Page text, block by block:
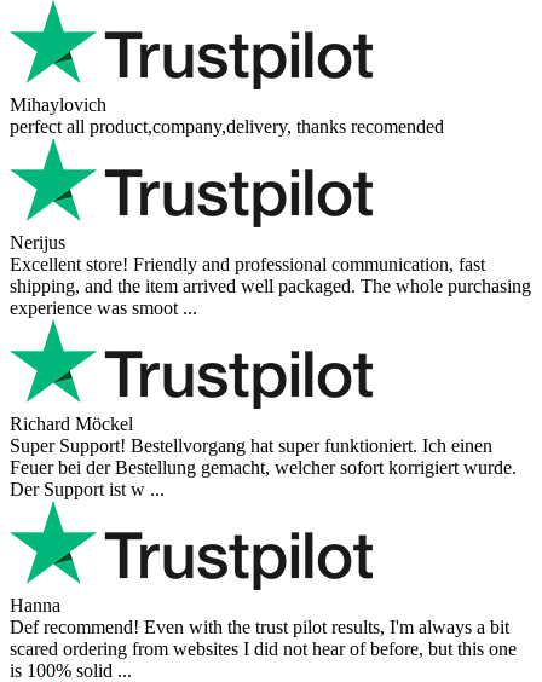
Mihaylovich
perfect all product,company,delivery, thanks recomended
Nerijus
Excellent store! Friendly and professional communication, fast
shipping, and the item arrived well packaged. The whole purchasing
experience was smoot ...
Richard Möckel
Super Support! Bestellvorgang hat super funktioniert. Ich einen
Feuer bei der Bestellung gemacht, welcher sofort korrigiert wurde.
Der Support ist w ...
Hanna
Def recommend! Even with the trust pilot results, I'm always a bit
scared ordering from websites I did not hear of before, but this one
is 100% solid ...